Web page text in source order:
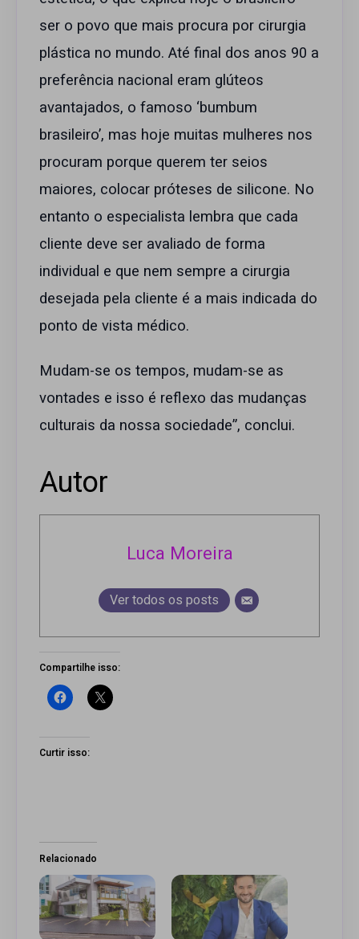
ser o povo que mais procura por cirurgia
plástica no mundo. Até final dos anos 90 a
preferência nacional eram glúteos
avantajados, o famoso ‘bumbum
brasileiro’, mas hoje muitas mulheres nos
procuram porque querem ter seios
maiores, colocar próteses de silicone. No
entanto o especialista lembra que cada
cliente deve ser avaliado de forma
individual e que nem sempre a cirurgia
desejada pela cliente é a mais indicada do
ponto de vista médico.
Mudam-se os tempos, mudam-se as
vontades e isso é reflexo das mudanças
culturais da nossa sociedade”, conclui.
Autor
Luca Moreira
Ver todos os posts
Compartilhe isso:
Curtir isso:
Relacionado